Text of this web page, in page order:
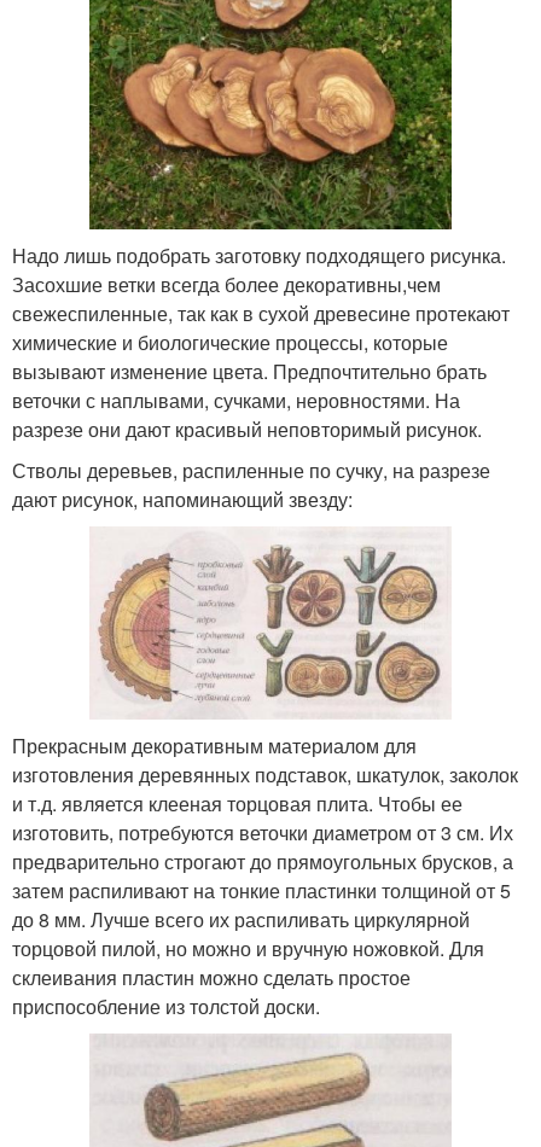
Надо лишь подобрать заготовку подходящего рисунка.
Засохшие ветки всегда более декоративны,чем
свежеспиленные, так как в сухой древесине протекают
химические и биологические процессы, которые
вызывают изменение цвета. Предпочтительно брать
веточки с наплывами, сучками, неровностями. На
разрезе они дают красивый неповторимый рисунок.
Стволы деревьев, распиленные по сучку, на разрезе
дают рисунок, напоминающий звезду:
Прекрасным декоративным материалом для
изготовления деревянных подставок, шкатулок, заколок
и т.д. является клееная торцовая плита. Чтобы ее
изготовить, потребуются веточки диаметром от 3 см. Их
предварительно строгают до прямоугольных брусков, а
затем распиливают на тонкие пластинки толщиной от 5
до 8 мм. Лучше всего их распиливать циркулярной
торцовой пилой, но можно и вручную ножовкой. Для
склеивания пластин можно сделать простое
приспособление из толстой доски.